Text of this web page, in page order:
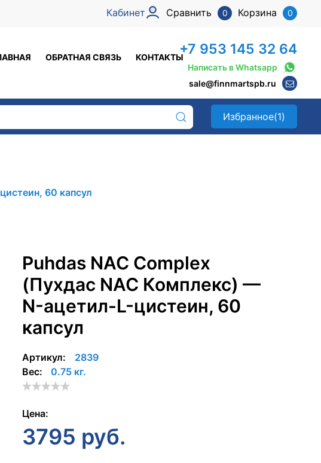
Кабинет Корзина 0
Сравнить 0
ОБРАТНАЯ СВЯЗЬ КОНТАКТЫ+7 953 145 32 64
Написать в Whatsapp
sale@finnmartspb.ru
Избранное(1)
60 капсул
Puhdas NAC Complex
(Пухдас NAC Комплекс) —
N-ацетил-L-цистеин, 60
капсул
Артикул:
2839
Вес:
0.75 кг.
Цена:
3795 руб.